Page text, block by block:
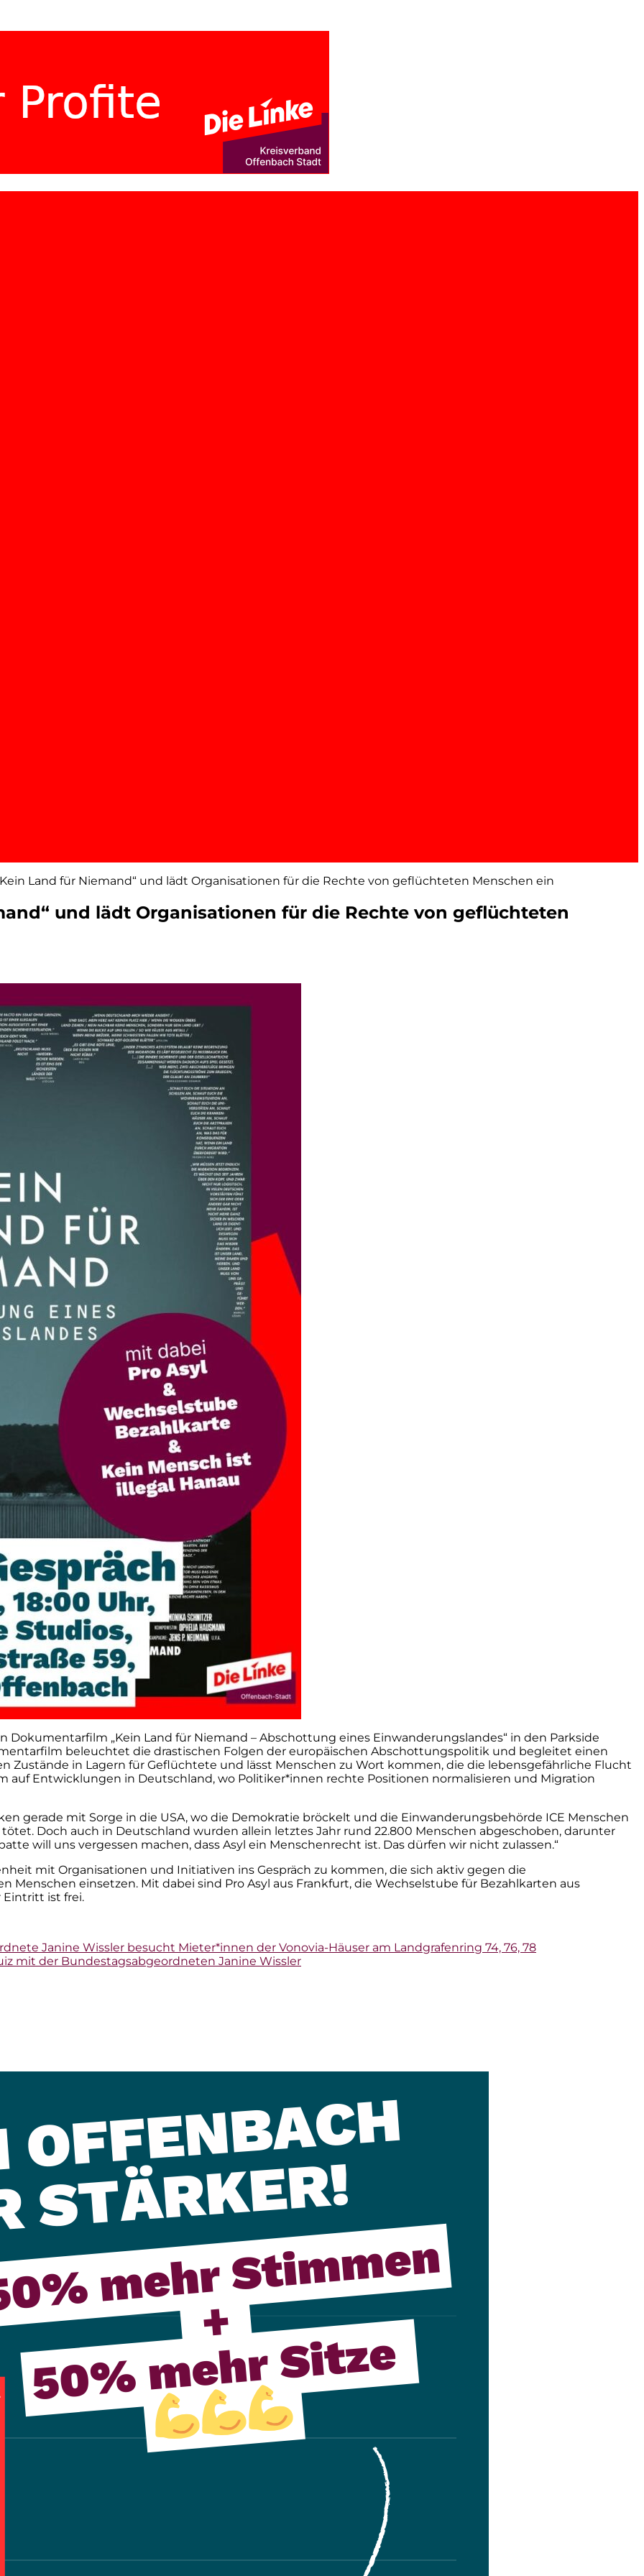
Land für Niemand“ und lädt Organisationen für die Rechte von geflüchteten Menschen ein
und lädt Organisationen für die Rechte von geflüchteten
Dokumentarfilm „Kein Land für Niemand – Abschottung eines Einwanderungslandes“ in den Parkside
beleuchtet die drastischen Folgen der europäischen Abschottungspolitik und begleitet einen
Zustände in Lagern für Geflüchtete und lässt Menschen zu Wort kommen, die die lebensgefährliche Flucht
auf Entwicklungen in Deutschland, wo Politiker*innen rechte Positionen normalisieren und Migration
gerade mit Sorge in die USA, wo die Demokratie bröckelt und die Einwanderungsbehörde ICE Menschen
Doch auch in Deutschland wurden allein letztes Jahr rund 22.800 Menschen abgeschoben, darunter
will uns vergessen machen, dass Asyl ein Menschenrecht ist. Das dürfen wir nicht zulassen.“
mit Organisationen und Initiativen ins Gespräch zu kommen, die sich aktiv gegen die
einsetzen. Mit dabei sind Pro Asyl aus Frankfurt, die Wechselstube für Bezahlkarten aus
Eintritt ist frei.
Janine Wissler besucht Mieter*innen der Vonovia-Häuser am Landgrafenring 74, 76, 78
mit der Bundestagsabgeordneten Janine Wissler